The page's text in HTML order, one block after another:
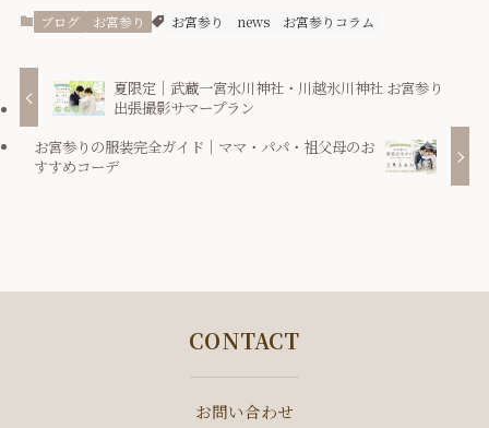
ブログ お宮参り お宮参り news お宮参りコラム
夏限定｜武蔵一宮氷川神社・川越氷川神社 お宮参り
出張撮影サマープラン
お宮参りの服装完全ガイド｜ママ・パパ・祖父母のお
すすめコーデ
CONTACT
お問い合わせ